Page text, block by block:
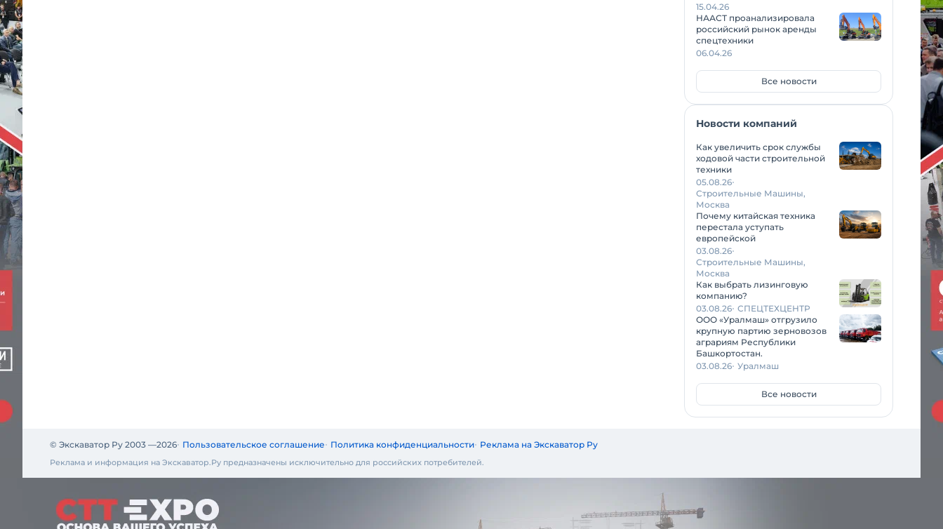
15.04.26
НААСТ проанализировала
российский рынок аренды
спецтехники
06.04.26
Все новости
Новости компаний
Как увеличить срок службы
ходовой части строительной
техники
05.08.26
Строительные Машины,
Москва
Почему китайская техника
перестала уступать
европейской
03.08.26
Строительные Машины,
Москва
Как выбрать лизинговую
компанию?
03.08.26 СПЕЦТЕХЦЕНТР
ООО «Уралмаш» отгрузило
крупную партию зерновозов
аграриям Республики
Башкортостан.
03.08.26 Уралмаш
Все новости
© Экскаватор Ру 2003 —2026 Пользовательское соглашение Политика конфиденциальности Реклама на Экскаватор Ру
Реклама и информация на Экскаватор.Ру предназначены исключительно для российских потребителей.